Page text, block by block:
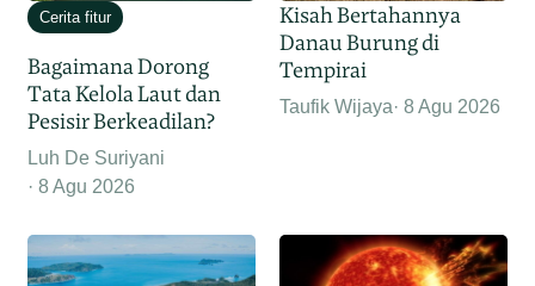
Cerita fitur
Bagaimana Dorong
Tata Kelola Laut dan
Pesisir Berkeadilan?
Luh De Suriyani
8 Agu 2026
Kisah Bertahannya
Danau Burung di
Tempirai
Taufik Wijaya 8 Agu 2026